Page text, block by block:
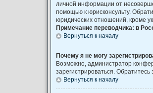
личной информации от
помощью к юрисконсульту.
юридических отношений, кроме
Примечание переводчика: в
Вернуться к началу
Почему я не могу
Возможно, администратор
зарегистрироваться.
Вернуться к началу